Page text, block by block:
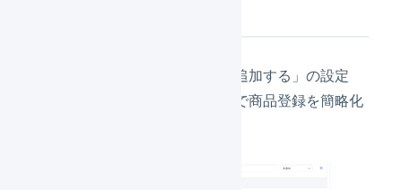
の「明細行を追加する」の設定
で、商品マスタを​参照する​ことで​商品登録を​簡略化